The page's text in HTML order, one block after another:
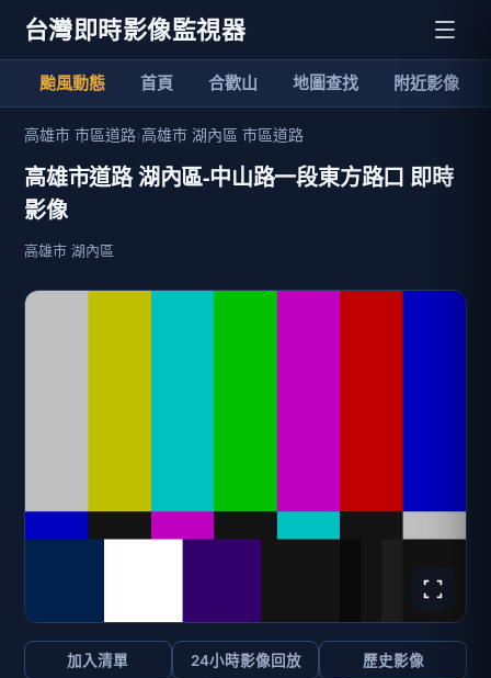
台灣即時影像監視器
颱風動態 首頁 合歡山 地圖查找 附近影像
高雄市 市區道路›高雄市 湖內區 市區道路
高雄市道路 湖內區-中山路一段東方路口 即時
影像
高雄市 湖內區
加入清單 24小時影像回放 歷史影像